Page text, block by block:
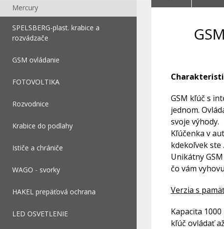
Mercury
SPELSBERG-plast. krabice a
rozvádzače
GSM ovládanie
FOTOVOLTIKA
Rozvodnice
Krabice do podlahy
Ističe a chrániče
WAGO - svorky
HAKEL prepäťová ochrana
LED OSVETLENIE
GSM kľúč s
jednom.
svoje výhody.
Kľúčenka v
kdekoľvek ste
Unikátny
čo vám
Verzia s
Kapacita
kľúč ovládať